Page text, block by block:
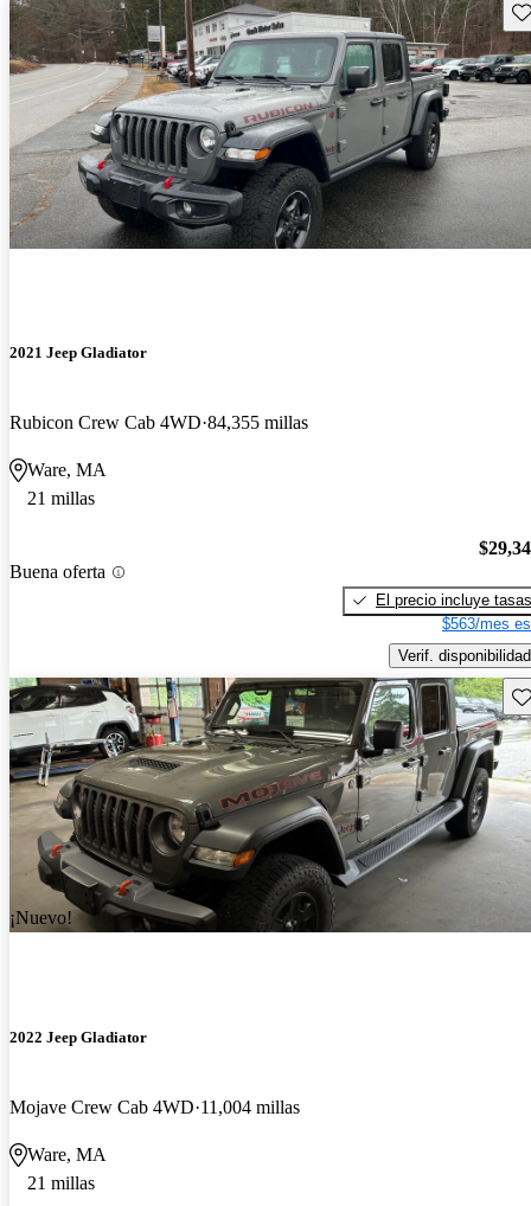
2021 Jeep Gladiator
Rubicon Crew Cab 4WD 84,355 millas
Ware, MA
21 millas
Buena oferta
El precio incluye tasas
$563/mes
Verif. disponibilidad
¡Nuevo!
2022 Jeep Gladiator
Mojave Crew Cab 4WD 11,004 millas
Ware, MA
21 millas